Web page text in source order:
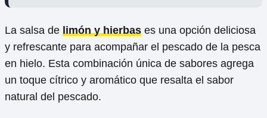
La salsa de limón y hierbas es una opción deliciosa
y refrescante para acompañar el pescado de la pesca
en hielo. Esta combinación única de sabores agrega
un toque cítrico y aromático que resalta el sabor
natural del pescado.